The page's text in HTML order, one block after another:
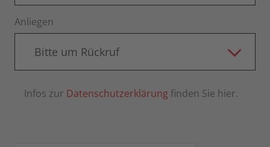
Anliegen
Bitte um Rückruf
Infos zur Datenschutzerklärung finden Sie hier.